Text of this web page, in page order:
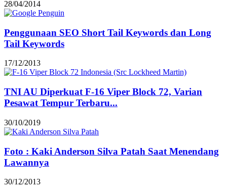
28/04/2014
Penggunaan SEO Short Tail Keywords dan Long
Tail Keywords
17/12/2013
TNI AU Diperkuat F-16 Viper Block 72, Varian
Pesawat Tempur Terbaru...
30/10/2019
Foto : Kaki Anderson Silva Patah Saat Menendang
Lawannya
30/12/2013